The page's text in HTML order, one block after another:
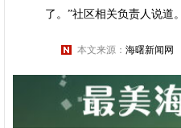
了。”社区相关负责人说道。
本文来源： 海曙新闻网